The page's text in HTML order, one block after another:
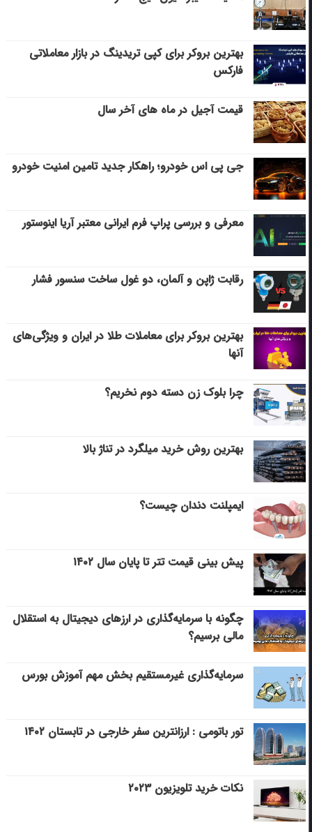
بهترین بروکر برای کپی‌ تریدینگ در بازار معاملاتی
فارکس
قیمت آجیل در ماه های آخر سال
جی پی اس خودرو؛ راهکار جدید تامین امنیت خودرو
معرفی و بررسی پراپ فرم ایرانی معتبر آریا اینوستور
رقابت ژاپن و آلمان، دو غول ساخت سنسور فشار
بهترین بروکر برای معاملات طلا در ایران و ویژگی‌های
آنها
چرا بلوک زن دسته دوم نخریم؟
بهترین روش خرید میلگرد در تناژ بالا
ایمپلنت دندان چیست؟
پیش بینی قیمت تتر تا پایان سال ۱۴۰۲
چگونه با سرمایه‌گذاری در ارزهای دیجیتال به استقلال
مالی برسیم؟
سرمایه‌گذاری غیرمستقیم بخش مهم آموزش بورس
تور باتومی : ارزانترین سفر خارجی در تابستان ۱۴۰۲
نکات خرید تلویزیون ۲۰۲۳